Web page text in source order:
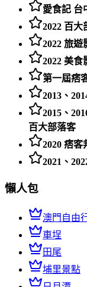
愛食記 台
2022 百大
2022 旅遊
2022 美食
第一屆痞
2013、
2015、
百大部落客
2020 痞
2021、
懶人包
澳門自由
車埕
田尾
埔里景點